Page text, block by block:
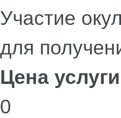
Участие
для
Цена услуги
0